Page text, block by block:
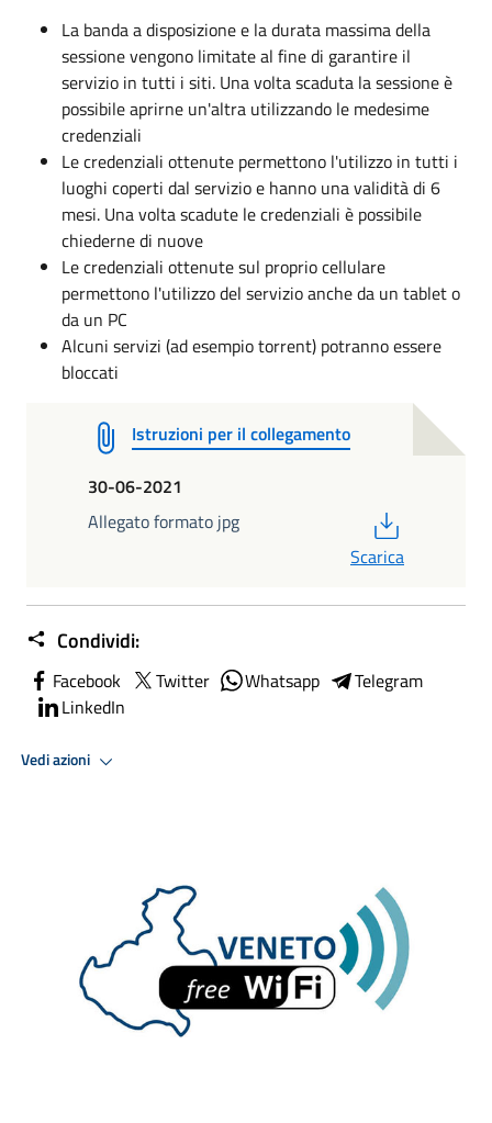
La banda a disposizione e la durata massima della
sessione vengono limitate al fine di garantire il
servizio in tutti i siti. Una volta scaduta la sessione è
possibile aprirne un'altra utilizzando le medesime
credenziali
Le credenziali ottenute permettono l'utilizzo in tutti i
luoghi coperti dal servizio e hanno una validità di 6
mesi. Una volta scadute le credenziali è possibile
chiederne di nuove
Le credenziali ottenute sul proprio cellulare
permettono l'utilizzo del servizio anche da un tablet o
da un PC
Alcuni servizi (ad esempio torrent) potranno essere
bloccati
Istruzioni per il collegamento
30-06-2021
Allegato formato jpg
Scarica
Condividi:
Facebook Twitter Whatsapp
Telegram
LinkedIn
Vedi azioni